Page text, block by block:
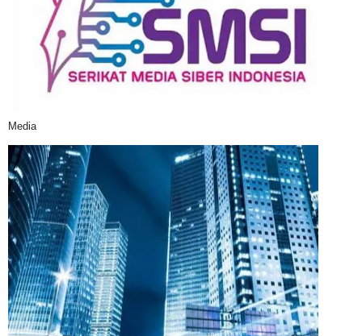
Media